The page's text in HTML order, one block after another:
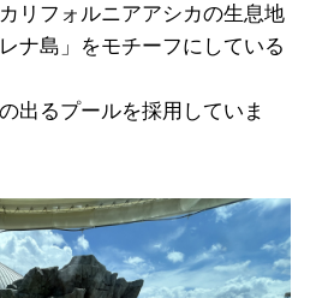
リフォルニアアシカの生息地
ナ島」をモチーフにしている
出るプールを採用していま